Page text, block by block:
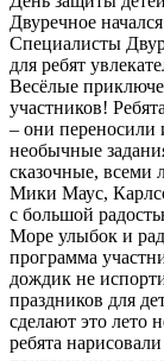
Двуречное
Специалисты
для ребят
Весёлые
участников!
– они переносили
необычные
сказочные,
Мики Маус,
с большой
Море улыбок и
программа
дождик не
праздников для
сделают это лето
ребята